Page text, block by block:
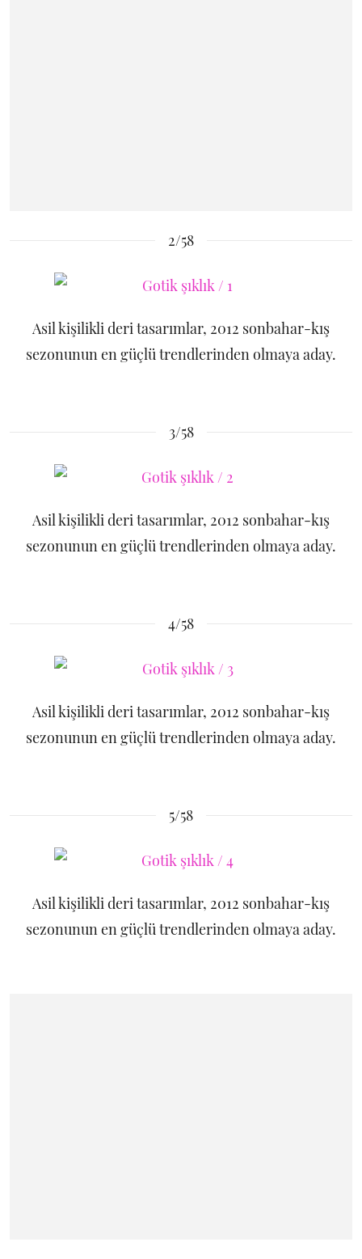
2/58
Asil kişilikli deri tasarımlar, 2012 sonbahar-kış
sezonunun en güçlü trendlerinden olmaya aday.
3/58
Asil kişilikli deri tasarımlar, 2012 sonbahar-kış
sezonunun en güçlü trendlerinden olmaya aday.
4/58
Asil kişilikli deri tasarımlar, 2012 sonbahar-kış
sezonunun en güçlü trendlerinden olmaya aday.
5/58
Asil kişilikli deri tasarımlar, 2012 sonbahar-kış
sezonunun en güçlü trendlerinden olmaya aday.